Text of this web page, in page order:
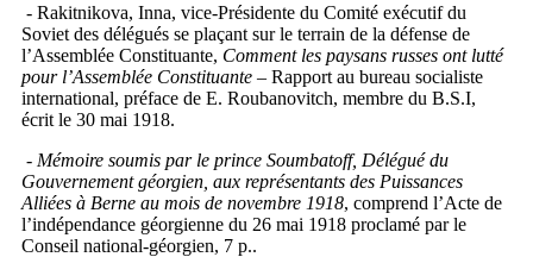
- Rakitnikova, Inna, vice-Présidente du Comité exécutif du
Soviet des délégués se plaçant sur le terrain de la défense de
l’Assemblée Constituante, Comment les paysans russes ont lutté
pour l’Assemblée Constituante – Rapport au bureau socialiste
international, préface de E. Roubanovitch, membre du B.S.I,
écrit le 30 mai 1918.
- Mémoire soumis par le prince Soumbatoff, Délégué du
Gouvernement géorgien, aux représentants des Puissances
Alliées à Berne au mois de novembre 1918, comprend l’Acte de
l’indépendance géorgienne du 26 mai 1918 proclamé par le
Conseil national-géorgien, 7 p..